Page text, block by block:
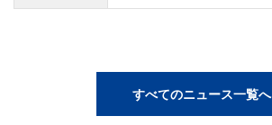
すべてのニュース一覧へ